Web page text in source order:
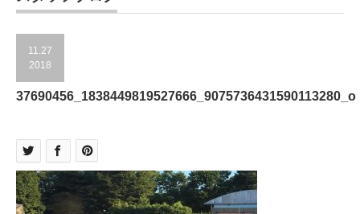
11.27
2018
37690456_1838449819527666_9075736431590113280_o